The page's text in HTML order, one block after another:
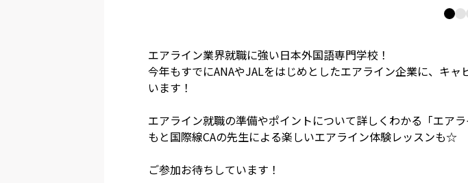
エアライン業界就職に強い日本外国語専門学校！
今年もすでにANAやJALをはじめとしたエアライン企業に、キ
います！
エアライン就職の準備やポイントについて詳しくわかる「エア
もと国際線CAの先生による楽しいエアライン体験レッスンも☆
ご参加お待ちしています！